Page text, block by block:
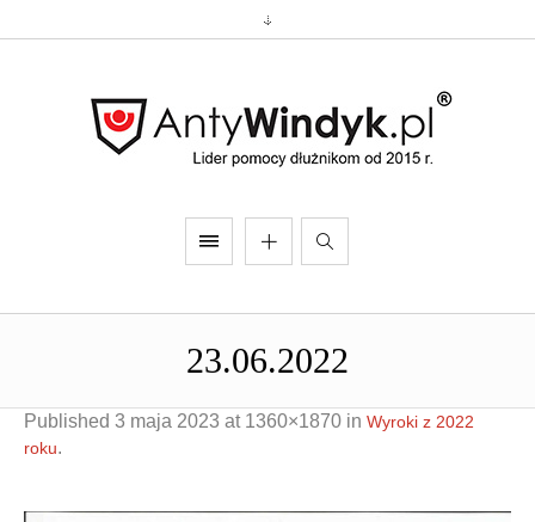
23.06.2022
Published 3 maja 2023 at 1360×1870 in Wyroki z 2022
roku.